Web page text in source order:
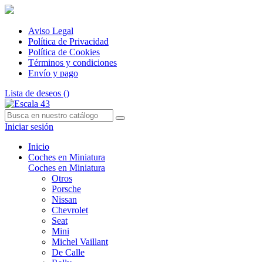
Aviso Legal
Política de Privacidad
Política de Cookies
Términos y condiciones
Envío y pago
Lista de deseos ()
Iniciar sesión
Inicio
Coches en Miniatura
Coches en Miniatura
Otros
Porsche
Nissan
Chevrolet
Seat
Mini
Michel Vaillant
De Calle